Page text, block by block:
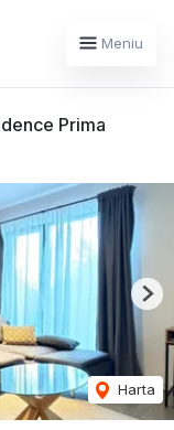
Meniu
Prima
Harta